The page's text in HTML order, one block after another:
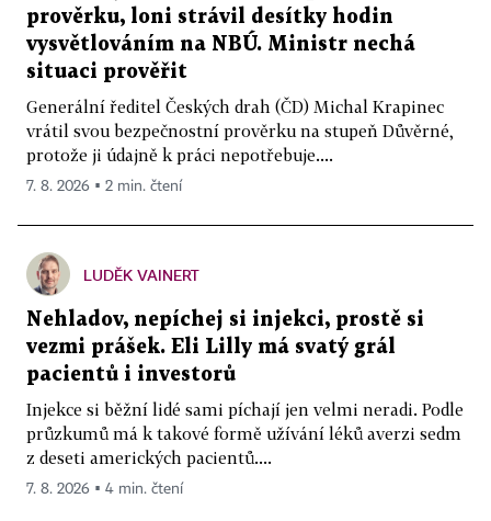
prověrku, loni strávil desítky hodin
vysvětlováním na NBÚ. Ministr nechá
situaci prověřit
Generální ředitel Českých drah (ČD) Michal Krapinec
vrátil svou bezpečnostní prověrku na stupeň Důvěrné,
protože ji údajně k práci nepotřebuje....
7. 8. 2026 ▪ 2 min. čtení
LUDĚK VAINERT
Nehladov, nepíchej si injekci, prostě si
vezmi prášek. Eli Lilly má svatý grál
pacientů i investorů
Injekce si běžní lidé sami píchají jen velmi neradi. Podle
průzkumů má k takové formě užívání léků averzi sedm
z deseti amerických pacientů....
7. 8. 2026 ▪ 4 min. čtení